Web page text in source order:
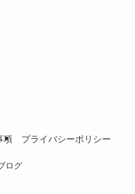
項 プライバシーポリシー
ログ